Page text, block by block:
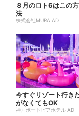
８月のロト6はこの
法
株式会社MURA AD
今すぐリゾート行き
がなくてもOK
神戸ポートピアホテル AD